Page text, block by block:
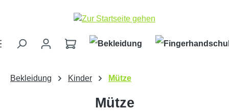
Zum Hauptinhalt springen
Bekleidung Kinder Mütze
Mütze